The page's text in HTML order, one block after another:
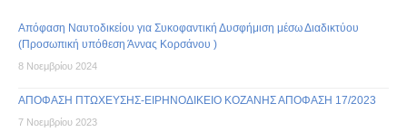
Απόφαση Ναυτοδικείου για Συκοφαντική Δυσφήμιση μέσω Διαδικτύου
(Προσωπική υπόθεση Άννας Κορσάνου )
8 Νοεμβρίου 2024
ΑΠΟΦΑΣΗ ΠΤΩΧΕΥΣΗΣ-ΕΙΡΗΝΟΔΙΚΕΙΟ ΚΟΖΑΝΗΣ ΑΠΟΦΑΣΗ 17/2023
7 Νοεμβρίου 2023